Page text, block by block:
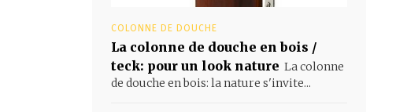
COLONNE DE DOUCHE
La colonne de douche en bois /
teck: pour un look nature La colonne
de douche en bois: la nature s'invite...